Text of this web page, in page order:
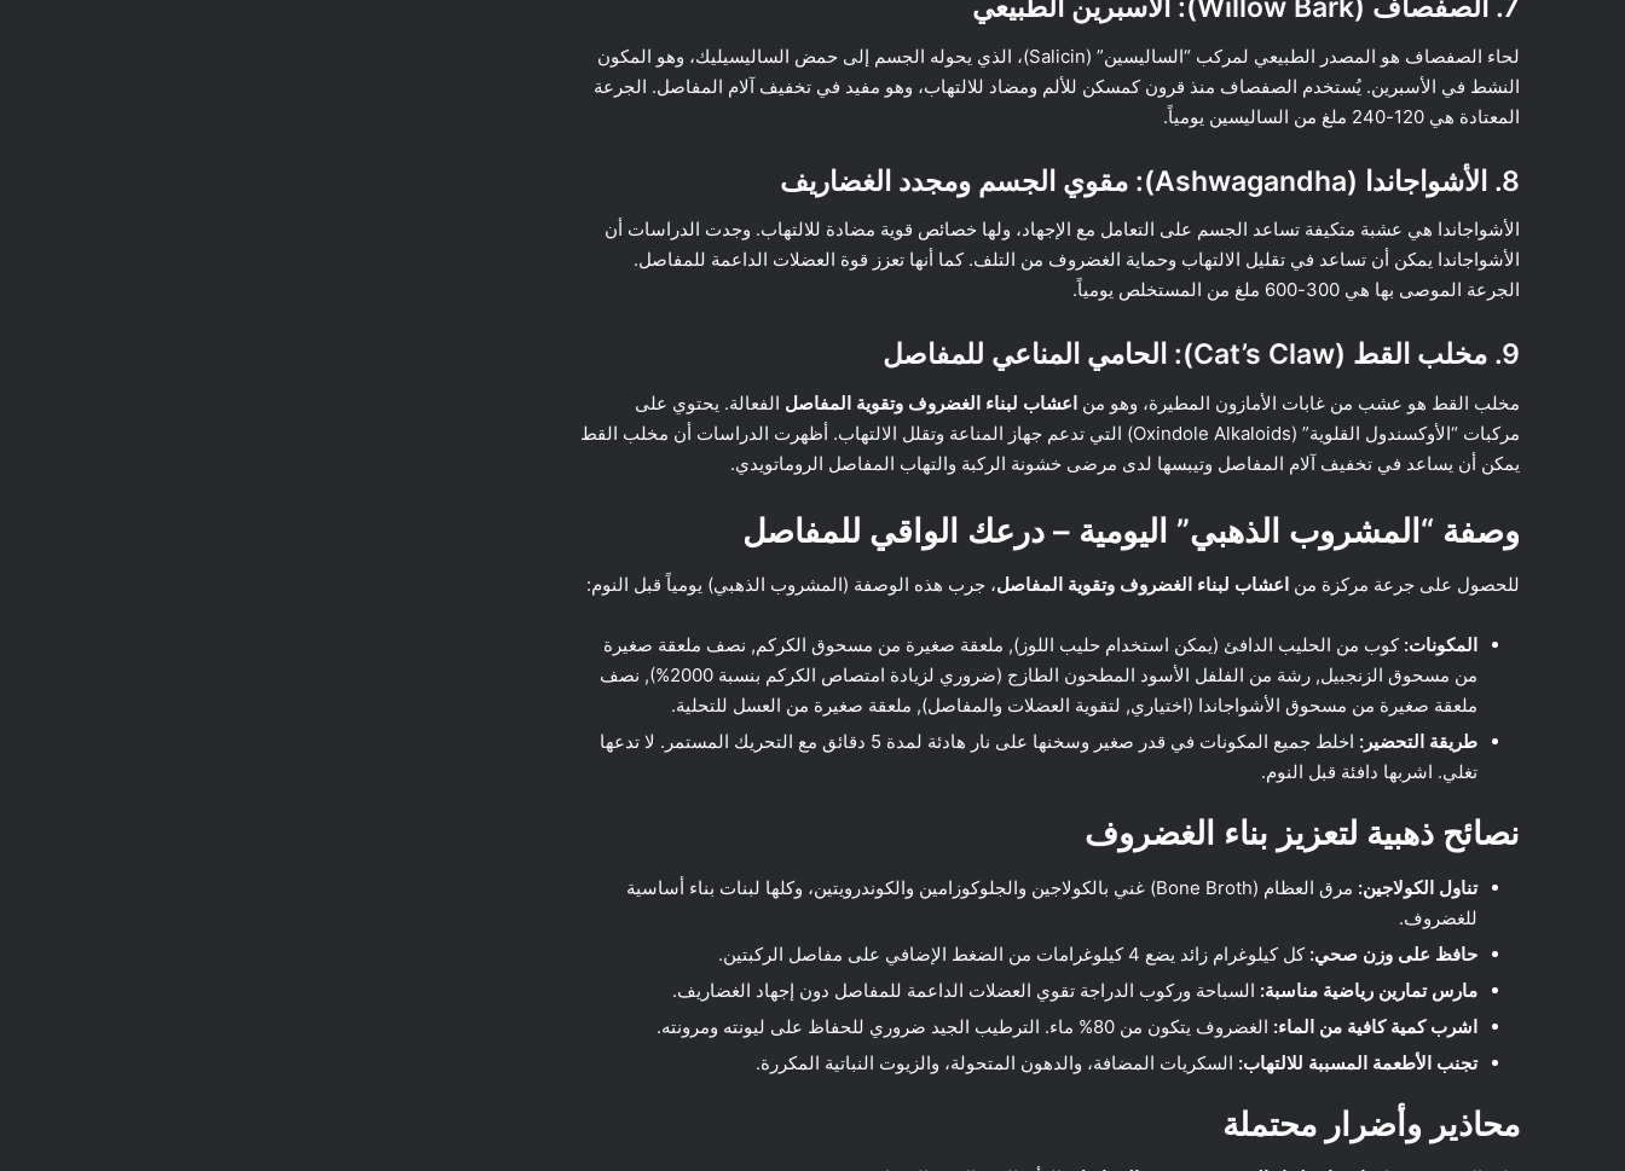
7. الصفصاف (Willow Bark): الأسبرين الطبيعي
لحاء الصفصاف هو المصدر الطبيعي لمركب “الساليسين” (Salicin)، الذي يحوله الجسم إلى حمض الساليسيليك، وهو المكون
النشط في الأسبرين. يُستخدم الصفصاف منذ قرون كمسكن للألم ومضاد للالتهاب، وهو مفيد في تخفيف آلام المفاصل. الجرعة
المعتادة هي 120-240 ملغ من الساليسين يومياً.
8. الأشواجاندا (Ashwagandha): مقوي الجسم ومجدد الغضاريف
الأشواجاندا هي عشبة متكيفة تساعد الجسم على التعامل مع الإجهاد، ولها خصائص قوية مضادة للالتهاب. وجدت الدراسات أن
الأشواجاندا يمكن أن تساعد في تقليل الالتهاب وحماية الغضروف من التلف. كما أنها تعزز قوة العضلات الداعمة للمفاصل.
الجرعة الموصى بها هي 300-600 ملغ من المستخلص يومياً.
9. مخلب القط (Cat’s Claw): الحامي المناعي للمفاصل
مخلب القط هو عشب من غابات الأمازون المطيرة، وهو من اعشاب لبناء الغضروف وتقوية المفاصل الفعالة. يحتوي على
مركبات “الأوكسندول القلوية” (Oxindole Alkaloids) التي تدعم جهاز المناعة وتقلل الالتهاب. أظهرت الدراسات أن مخلب القط
يمكن أن يساعد في تخفيف آلام المفاصل وتيبسها لدى مرضى خشونة الركبة والتهاب المفاصل الروماتويدي.
وصفة “المشروب الذهبي” اليومية – درعك الواقي للمفاصل
للحصول على جرعة مركزة من اعشاب لبناء الغضروف وتقوية المفاصل، جرب هذه الوصفة (المشروب الذهبي) يومياً قبل النوم:
المكونات: كوب من الحليب الدافئ (يمكن استخدام حليب اللوز), ملعقة صغيرة من مسحوق الكركم, نصف ملعقة صغيرة
من مسحوق الزنجبيل, رشة من الفلفل الأسود المطحون الطازج (ضروري لزيادة امتصاص الكركم بنسبة 2000%), نصف
ملعقة صغيرة من مسحوق الأشواجاندا (اختياري, لتقوية العضلات والمفاصل), ملعقة صغيرة من العسل للتحلية.
طريقة التحضير:
اخلط جميع المكونات في قدر صغير وسخنها على نار هادئة لمدة 5 دقائق مع التحريك المستمر. لا تدعها
تغلي. اشربها دافئة قبل النوم.
نصائح ذهبية لتعزيز بناء الغضروف
تناول الكولاجين:
مرق العظام (Bone Broth) غني بالكولاجين والجلوكوزامين والكوندرويتين، وكلها لبنات بناء أساسية
للغضروف.
حافظ على وزن صحي: كل كيلوغرام زائد يضع 4 كيلوغرامات من الضغط الإضافي على مفاصل الركبتين.
مارس تمارين رياضية مناسبة: السباحة وركوب الدراجة تقوي العضلات الداعمة للمفاصل دون إجهاد الغضاريف.
اشرب كمية كافية من الماء: الغضروف يتكون من 80% ماء. الترطيب الجيد ضروري للحفاظ على ليونته ومرونته.
تجنب الأطعمة المسببة للالتهاب: السكريات المضافة، والدهون المتحولة، والزيوت النباتية المكررة.
محاذير وأضرار محتملة